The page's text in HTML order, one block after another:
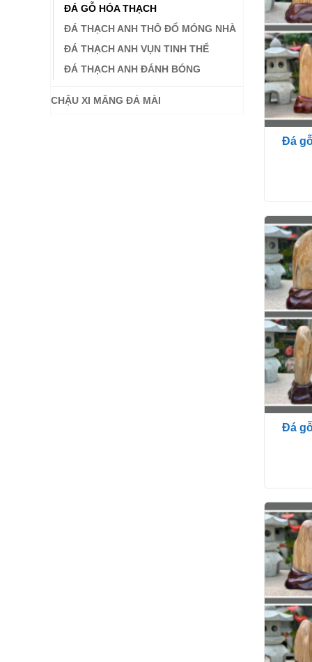
ĐÁ GỖ HÓA THẠCH
ĐÁ THẠCH ANH THÔ ĐỔ MÓNG NHÀ
ĐÁ THẠCH ANH VỤN TINH THỂ
ĐÁ THẠCH ANH ĐÁNH BÓNG
CHẬU XI MĂNG ĐÁ MÀI
Đá
Đá